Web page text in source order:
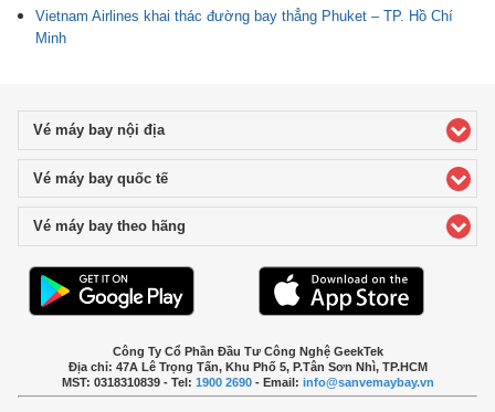
Vietnam Airlines khai thác đường bay thẳng Phuket – TP. Hồ Chí
Minh
Vé máy bay nội địaclick to expand contents
Vé máy bay quốc tếclick to expand contents
Vé máy bay theo hãng
Công Ty Cổ Phần Đầu Tư Công Nghệ GeekTek
Địa chỉ: 47A Lê Trọng Tấn, Khu Phố 5, P.Tân Sơn Nhì, TP.HCM
MST: 0318310839 - Tel: 1900 2690- Email: info@sanvemaybay.vn